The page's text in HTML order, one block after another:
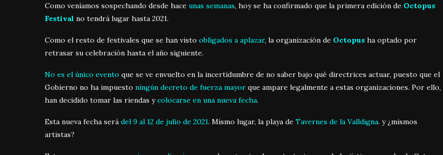
Como veníamos sospechando desde hace unas semanas, hoy se ha confirmado que la primera edición de Octopus
Festival no tendrá lugar hasta 2021.
Como el resto de festivales que se han visto obligados a aplazar, la organización de Octopus ha optado por
retrasar su celebración hasta el año siguiente.
No es el único evento que se ve envuelto en la incertidumbre de no saber bajo qué directrices actuar, puesto que el
Gobierno no ha impuesto ningún decreto de fuerza mayor que ampare legalmente a estas organizaciones. Por ello,
han decidido tomar las riendas ycolocarse en una nueva fecha.
Esta nueva fecha será del 9 al 12 de julio de 2021. Mismo lugar, la playa de Tavernes de la Valldigna. y ¿mismos
artistas?